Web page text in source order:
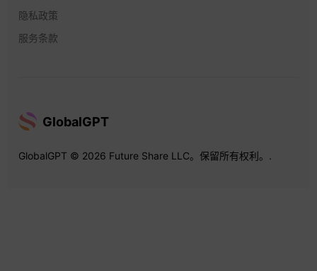
隐私政策
服务条款
GlobalGPT
GlobalGPT © 2026 Future Share LLC。保留所有权利。.